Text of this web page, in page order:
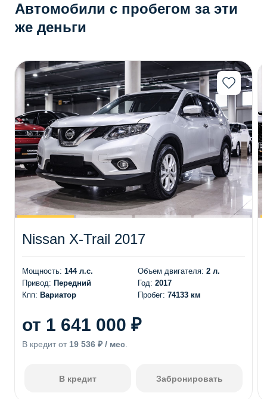
Автомобили с пробегом за эти
же деньги
Nissan X-Trail 2017
Мощность: 144 л.с.
Привод: Передний
Кпп: Вариатор
Объем двигателя: 2 л.
Год: 2017
Пробег: 74133 км
от 1 641 000 ₽
В кредит от 19 536 ₽ / мес
В кредит Забронировать